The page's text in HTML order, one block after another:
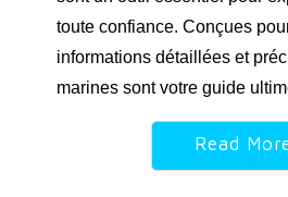
toute confiance. Conçues
informations détaillées et
marines sont votre guide
Read